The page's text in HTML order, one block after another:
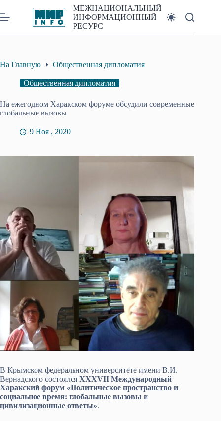
к
сути
МЕЖНАЦИОНАЛЬНЫЙ
ИНФОРМАЦИОННЫЙ
РЕСУРС
На Главную Общественная дипломатия
Общественная дипломатия
На ежегодном Харакском форуме обсудили современные
глобальные вызовы
9 Ноя , 2020
В Крымском федеральном университете имени В.И.
Вернадского состоялся XXXVII Международный
Харакский форум «Политическое пространство и
социальное время: глобальные вызовы и
цивилизационные ответы».